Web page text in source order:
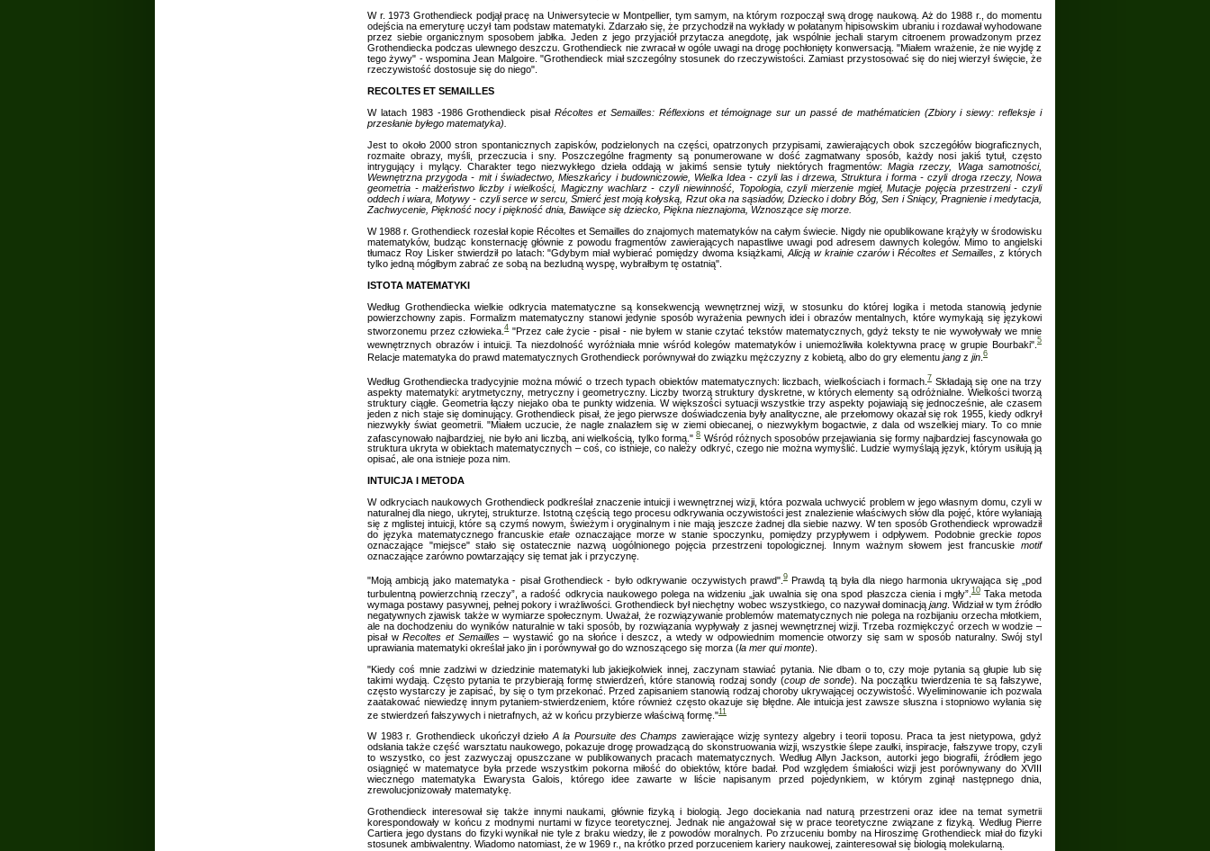
W r. 1973 Grothendieck podjął pracę na Uniwersytecie w Montpellier, tym samym, na którym rozpoczął swą drogę naukową. Aż do 1988 r., do momentu
odejścia na emeryturę uczył tam podstaw matematyki. Zdarzało się, że przychodził na wykłady w połatanym hipisowskim ubraniu i rozdawał wyhodowane
przez siebie organicznym sposobem jabłka. Jeden z jego przyjaciół przytacza anegdotę, jak wspólnie jechali starym citroenem prowadzonym przez
Grothendiecka podczas ulewnego deszczu. Grothendieck nie zwracał w ogóle uwagi na drogę pochłonięty konwersacją. "Miałem wrażenie, że nie wyjdę z
tego żywy" - wspomina Jean Malgoire. "Grothendieck miał szczególny stosunek do rzeczywistości. Zamiast przystosować się do niej wierzył święcie, że
rzeczywistość dostosuje się do niego".
RECOLTES ET SEMAILLES
W latach 1983 -1986 Grothendieck pisałRécoltes et Semailles: Réflexions et témoignage sur un passé de mathématicien (Zbiory i siewy: refleksje i
przesłanie byłego matematyka).
Jest to około 2000 stron spontanicznych zapisków, podzielonych na części, opatrzonych przypisami, zawierających obok szczegółów biograficznych,
rozmaite obrazy, myśli, przeczucia i sny. Poszczególne fragmenty są ponumerowane w dość zagmatwany sposób, każdy nosi jakiś tytuł, często
intrygujący i mylący. Charakter tego niezwykłego dzieła oddają w jakimś sensie tytuły niektórych fragmentów:Magia rzeczy, Waga samotności,
Wewnętrzna przygoda - mit i świadectwo, Mieszkańcy i budowniczowie, Wielka Idea - czyli las i drzewa, Struktura i forma - czyli droga rzeczy, Nowa
geometria - małżeństwo liczby i wielkości, Magiczny wachlarz - czyli niewinność, Topologia, czyli mierzenie mgieł, Mutacje pojęcia przestrzeni - czyli
oddech i wiara, Motywy - czyli serce w sercu, Śmierć jest moją kołyską, Rzut oka na sąsiadów, Dziecko i dobry Bóg, Sen i Śniący, Pragnienie i medytacja,
Zachwycenie, Piękność nocy i piękność dnia, Bawiące się dziecko, Piękna nieznajoma, Wznoszące się morze.
W 1988 r. Grothendieck rozesłał kopie Récoltes et Semailles do znajomych matematyków na całym świecie. Nigdy nie opublikowane krążyły w środowisku
matematyków, budząc konsternację głównie z powodu fragmentów zawierających napastliwe uwagi pod adresem dawnych kolegów. Mimo to angielski
tłumacz Roy Lisker stwierdził po latach: "Gdybym miał wybierać pomiędzy dwoma książkami, Alicją w krainie czarówiRécoltes et Semailles , z których
tylko jedną mógłbym zabrać ze sobą na bezludną wyspę, wybrałbym tę ostatnią".
ISTOTA MATEMATYKI
Według Grothendiecka wielkie odkrycia matematyczne są konsekwencją wewnętrznej wizji, w stosunku do której logika i metoda stanowią jedynie
powierzchowny zapis. Formalizm matematyczny stanowi jedynie sposób wyrażenia pewnych idei i obrazów mentalnych, które wymykają się językowi
stworzonemu przez człowieka.4"Przez całe życie - pisał - nie byłem w stanie czytać tekstów matematycznych, gdyż teksty te nie wywoływały we mnie
wewnętrznych obrazów i intuicji. Ta niezdolność wyróżniała mnie wśród kolegów matematyków i uniemożliwiła kolektywna pracę w grupie Bourbaki". 5
Relacje matematyka do prawd matematycznych Grothendieck porównywał do związku mężczyzny z kobietą, albo do gry elementu jang z jin 6
Według Grothendiecka tradycyjnie można mówić o trzech typach obiektów matematycznych: liczbach, wielkościach i formach. 7Składają się one na trzy
aspekty matematyki: arytmetyczny, metryczny i geometryczny. Liczby tworzą struktury dyskretne, w których elementy są odróżnialne. Wielkości tworzą
struktury ciągłe. Geometria łączy niejako oba te punkty widzenia. W większości sytuacji wszystkie trzy aspekty pojawiają się jednocześnie, ale czasem
jeden z nich staje się dominujący. Grothendieck pisał, że jego pierwsze doświadczenia były analityczne, ale przełomowy okazał się rok 1955, kiedy odkrył
niezwykły świat geometrii. "Miałem uczucie, że nagle znalazłem się w ziemi obiecanej, o niezwykłym bogactwie, z dala od wszelkiej miary. To co mnie
zafascynowało najbardziej, nie było ani liczbą, ani wielkością, tylko formą." 8 Wśród różnych sposobów przejawiania się formy najbardziej fascynowała go
struktura ukryta w obiektach matematycznych – coś, co istnieje, co należy odkryć, czego nie można wymyślić. Ludzie wymyślają język, którym usiłują ją
opisać, ale ona istnieje poza nim.
INTUICJA I METODA
W odkryciach naukowych Grothendieck podkreślał znaczenie intuicji i wewnętrznej wizji, która pozwala uchwycić problem w jego własnym domu, czyli w
naturalnej dla niego, ukrytej, strukturze. Istotną częścią tego procesu odkrywania oczywistości jest znalezienie właściwych słów dla pojęć, które wyłaniają
się z mglistej intuicji, które są czymś nowym, świeżym i oryginalnym i nie mają jeszcze żadnej dla siebie nazwy. W ten sposób Grothendieck wprowadził
do języka matematycznego francuskie etale oznaczające morze w stanie spoczynku, pomiędzy przypływem i odpływem. Podobnie greckie topos
oznaczające "miejsce" stało się ostatecznie nazwą uogólnionego pojęcia przestrzeni topologicznej. Innym ważnym słowem jest francuskie motif
oznaczające zarówno powtarzający się temat jak i przyczynę.
"Moją ambicją jako matematyka - pisał Grothendieck - było odkrywanie oczywistych prawd".9 Prawdą tą była dla niego harmonia ukrywająca się „pod
turbulentną powierzchnią rzeczy”, a radość odkrycia naukowego polega na widzeniu „jak uwalnia się ona spod płaszcza cienia i mgły”.10Taka metoda
wymaga postawy pasywnej, pełnej pokory i wrażliwości. Grothendieck był niechętny wobec wszystkiego, co nazywał dominacją jang. Widział w tym źródło
negatywnych zjawisk także w wymiarze społecznym. Uważał, że rozwiązywanie problemów matematycznych nie polega na rozbijaniu orzecha młotkiem,
ale na dochodzeniu do wyników naturalnie w taki sposób, by rozwiązania wypływały z jasnej wewnętrznej wizji. Trzeba rozmiękczyć orzech w wodzie –
pisał wRecoltes et Semailles– wystawić go na słońce i deszcz, a wtedy w odpowiednim momencie otworzy się sam w sposób naturalny. Swój styl
uprawiania matematyki określał jako jin i porównywał go do wznoszącego się morza (la mer qui monte).
"Kiedy coś mnie zadziwi w dziedzinie matematyki lub jakiejkolwiek innej, zaczynam stawiać pytania. Nie dbam o to, czy moje pytania są głupie lub się
takimi wydają. Często pytania te przybierają formę stwierdzeń, które stanowią rodzaj sondy (coup de sonde). Na początku twierdzenia te są fałszywe,
często wystarczy je zapisać, by się o tym przekonać. Przed zapisaniem stanowią rodzaj choroby ukrywającej oczywistość. Wyeliminowanie ich pozwala
zaatakować niewiedzę innym pytaniem-stwierdzeniem, które również często okazuje się błędne. Ale intuicja jest zawsze słuszna i stopniowo wyłania się
ze stwierdzeń fałszywych i nietrafnych, aż w końcu przybierze właściwą formę."11
W 1983 r. Grothendieck ukończył dzieło A la Poursuite des Champs zawierające wizję syntezy algebry i teorii toposu. Praca ta jest nietypowa, gdyż
odsłania także część warsztatu naukowego, pokazuje drogę prowadzącą do skonstruowania wizji, wszystkie ślepe zaułki, inspiracje, fałszywe tropy, czyli
to wszystko, co jest zazwyczaj opuszczane w publikowanych pracach matematycznych. Według Allyn Jackson, autorki jego biografii, źródłem jego
osiągnięć w matematyce była przede wszystkim pokorna miłość do obiektów, które badał. Pod względem śmiałości wizji jest porównywany do XVIII
wiecznego matematyka Ewarysta Galois, którego idee zawarte w liście napisanym przed pojedynkiem, w którym zginął następnego dnia,
zrewolucjonizowały matematykę.
Grothendieck interesował się także innymi naukami, głównie fizyką i biologią. Jego dociekania nad naturą przestrzeni oraz idee na temat symetrii
korespondowały w końcu z modnymi nurtami w fizyce teoretycznej. Jednak nie angażował się w prace teoretyczne związane z fizyką. Według Pierre
Cartiera jego dystans do fizyki wynikał nie tyle z braku wiedzy, ile z powodów moralnych. Po zrzuceniu bomby na Hiroszimę Grothendieck miał do fizyki
stosunek ambiwalentny. Wiadomo natomiast, że w 1969 r., na krótko przed porzuceniem kariery naukowej, zainteresował się biologią molekularną.